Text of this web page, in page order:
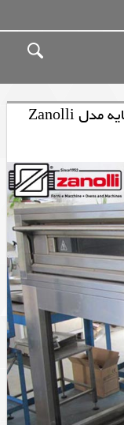
فر پیتزا صندوقی یک طبقه بدون پایه مدل Zanolli